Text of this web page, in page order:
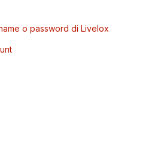
o password di Livelox